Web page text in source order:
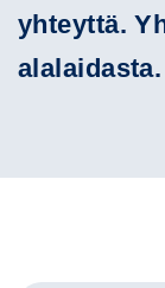
yhteyttä.
alalaidasta.